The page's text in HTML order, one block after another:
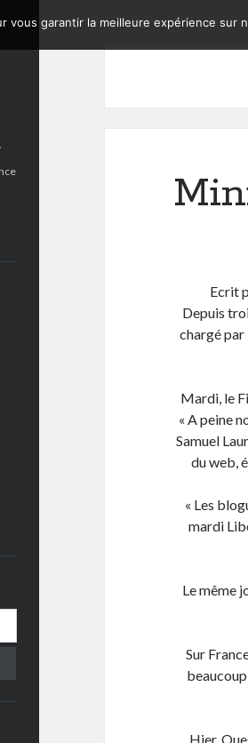
Ecrit
Depuis
chargé par
Mardi, le
« A peine
Samuel
du web,
« Les
mardi
Le même
Sur
Hier,
vous garantir la meilleure expérience